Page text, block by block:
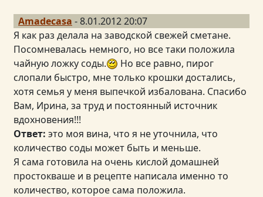
Amadecasa - 8.01.2012 20:07
Я как раз делала на заводской свежей сметане.
Посомневалась немного, но все таки положила
чайную ложку соды.
Но все равно, пирог
слопали быстро, мне только крошки достались,
хотя семья у меня выпечкой избалована. Спасибо
Вам, Ирина, за труд и постоянный источник
вдохновения!!!
Ответ: это моя вина, что я не уточнила, что
количество соды может быть и меньше.
Я сама готовила на очень кислой домашней
простокваше и в рецепте написала именно то
количество, которое сама положила.